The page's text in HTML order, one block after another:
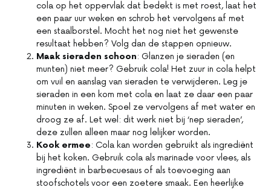
cola op het oppervlak dat bedekt is met roest, laat het
een paar uur weken en schrob het vervolgens af met
een staalborstel. Mocht het nog niet het gewenste
resultaat hebben? Volg dan de stappen opnieuw.
Maak sieraden schoon: Glanzen je sieraden (en
munten) niet meer? Gebruik cola! Het zuur in cola helpt
om vuil en aanslag van sieraden te verwijderen. Leg je
sieraden in een kom met cola en laat ze daar een paar
minuten in weken. Spoel ze vervolgens af met water en
droog ze af. Let wel: dit werk niet bij ‘nep sieraden’,
deze zullen alleen maar nog lelijker worden.
Kook ermee: Cola kan worden gebruikt als ingrediënt
bij het koken. Gebruik cola als marinade voor vlees, als
ingrediënt in barbecuesaus of als toevoeging aan
stoofschotels voor een zoetere smaak. Een heerlijke